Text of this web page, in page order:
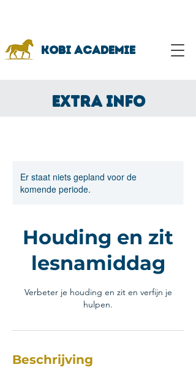
Kobi academie
EXTRA INFO
Er staat niets gepland voor de
komende periode.
Houding en zit
lesnamiddag
Verbeter je houding en zit en verfijn je
hulpen.
Beschrijving